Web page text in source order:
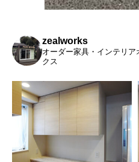
zealworks
オーダー家具・インテリ
クス